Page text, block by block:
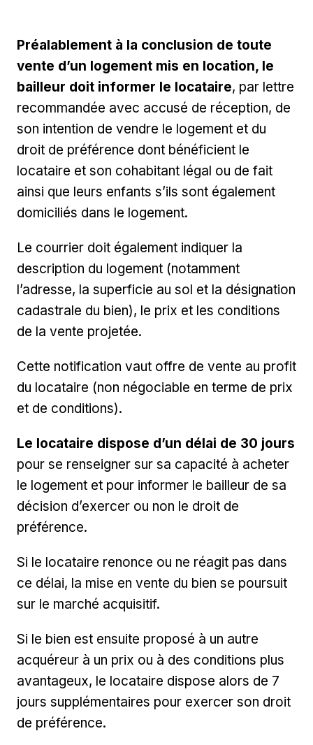
Préalablement à la conclusion de toute
vente d’un logement mis en location, le
bailleur doit informer le locataire, par lettre
recommandée avec accusé de réception, de
son intention de vendre le logement et du
droit de préférence dont bénéficient le
locataire et son cohabitant légal ou de fait
ainsi que leurs enfants s’ils sont également
domiciliés dans le logement.
Le courrier doit également indiquer la
description du logement (notamment
l’adresse, la superficie au sol et la désignation
cadastrale du bien), le prix et les conditions
de la vente projetée.
Cette notification vaut offre de vente au profit
du locataire (non négociable en terme de prix
et de conditions).
Le locataire dispose d’un délai de 30 jours
pour se renseigner sur sa capacité à acheter
le logement et pour informer le bailleur de sa
décision d’exercer ou non le droit de
préférence.
Si le locataire renonce ou ne réagit pas dans
ce délai, la mise en vente du bien se poursuit
sur le marché acquisitif.
Si le bien est ensuite proposé à un autre
acquéreur à un prix ou à des conditions plus
avantageux, le locataire dispose alors de 7
jours supplémentaires pour exercer son droit
de préférence.